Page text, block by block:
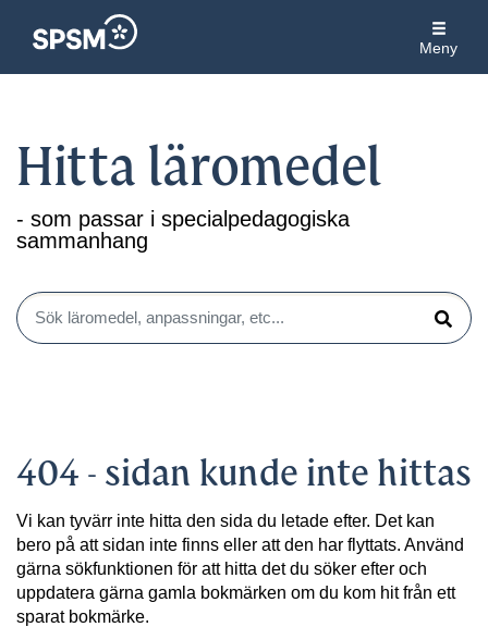
Meny
Hitta läromedel
- som passar i specialpedagogiska
sammanhang
Sök läromedel, anpassningar, etc...
Sök
404 - sidan kunde inte hittas
Vi kan tyvärr inte hitta den sida du letade efter. Det kan
bero på att sidan inte finns eller att den har flyttats. Använd
gärna sökfunktionen för att hitta det du söker efter och
uppdatera gärna gamla bokmärken om du kom hit från ett
sparat bokmärke.